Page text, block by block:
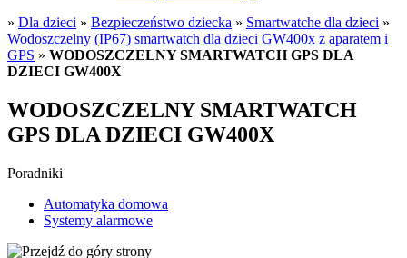
» Dla dzieci » Bezpieczeństwo dziecka » Smartwatche dla dzieci »
Wodoszczelny (IP67) smartwatch dla dzieci GW400x z aparatem i
GPS » WODOSZCZELNY SMARTWATCH GPS DLA
DZIECI GW400X
WODOSZCZELNY SMARTWATCH
GPS DLA DZIECI GW400X
Poradniki
Automatyka domowa
Systemy alarmowe